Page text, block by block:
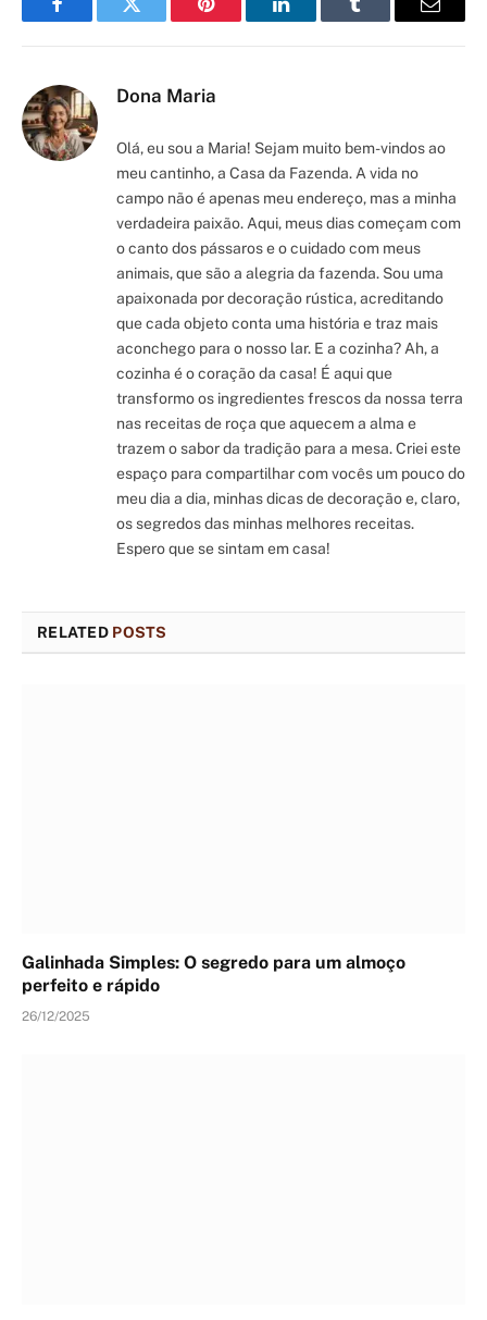
FacebookTwitter Pinterest LinkedInTumblr Email
Dona Maria
Olá, eu sou a Maria! Sejam muito bem-vindos ao
meu cantinho, a Casa da Fazenda. A vida no
campo não é apenas meu endereço, mas a minha
verdadeira paixão. Aqui, meus dias começam com
o canto dos pássaros e o cuidado com meus
animais, que são a alegria da fazenda. Sou uma
apaixonada por decoração rústica, acreditando
que cada objeto conta uma história e traz mais
aconchego para o nosso lar. E a cozinha? Ah, a
cozinha é o coração da casa! É aqui que
transformo os ingredientes frescos da nossa terra
nas receitas de roça que aquecem a alma e
trazem o sabor da tradição para a mesa. Criei este
espaço para compartilhar com vocês um pouco do
meu dia a dia, minhas dicas de decoração e, claro,
os segredos das minhas melhores receitas.
Espero que se sintam em casa!
RELATED POSTS
Galinhada Simples: O segredo para um almoço
perfeito e rápido
26/12/2025